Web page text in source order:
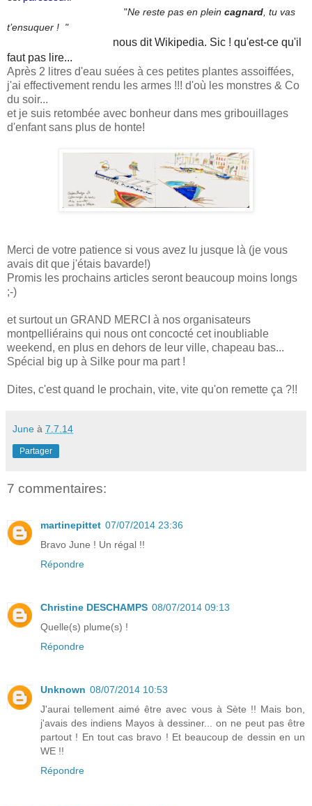
"Ne reste pas en plein cagnard, tu vas
t’ensuquer ! "
nous dit Wikipedia. Sic ! qu'est-ce qu'il
faut pas lire...
Après 2 litres d'eau suées à ces petites plantes assoiffées,
j'ai effectivement rendu les armes !!! d'où les monstres & Co
du soir...
et je suis retombée avec bonheur dans mes gribouillages
d'enfant sans plus de honte!
Merci de votre patience si vous avez lu jusque là (je vous
avais dit que j'étais bavarde!)
Promis les prochains articles seront beaucoup moins longs
;-)
et surtout un GRAND MERCI à nos organisateurs
montpelliérains qui nous ont concocté cet inoubliable
weekend, en plus en dehors de leur ville, chapeau bas...
Spécial big up à Silke pour ma part !
Dites, c'est quand le prochain, vite, vite qu'on remette ça ?!!
June à 7.7.14
Partager
7 commentaires:
martinepittet 07/07/2014 23:36
Bravo June ! Un régal !!
Répondre
Christine DESCHAMPS 08/07/2014 09:13
Quelle(s) plume(s) !
Répondre
Unknown 08/07/2014 10:53
J'aurai tellement aimé être avec vous à Sète !! Mais bon,
j'avais des indiens Mayos à dessiner... on ne peut pas être
partout ! En tout cas bravo ! Et beaucoup de dessin en un
WE !!
Répondre